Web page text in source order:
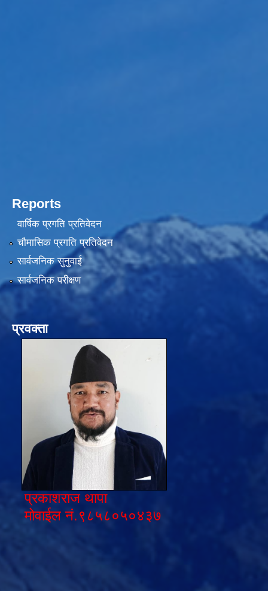
Reports
वार्षिक प्रगति प्रतिवेदन
चौमासिक प्रगति प्रतिवेदन
सार्वजनिक सुनुवाई
सार्वजनिक परीक्षण
प्रवक्ता
प्रकाशराज थापा
मोवाईल नं.९८५८०५०४३७